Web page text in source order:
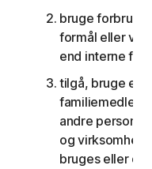
bruge
formål eller
end interne
tilgå, bruge
andre
og
bruges eller